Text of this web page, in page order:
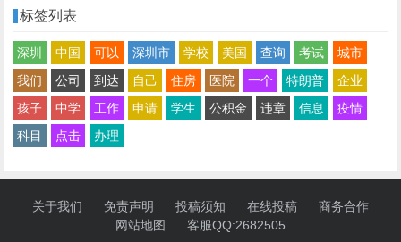
标签列表
深圳 中国 可以 深圳市 学校 美国 查询 考试
城市
我们
公司 到达 自己 住房 医院 一个 特朗普
企业
孩子
中学 工作 申请 学生 公积金 违章 信息
疫情
科目
点击 办理
关于我们 免责声明 投稿须知 在线投稿
商务合作
网站地图
客服QQ:2682505